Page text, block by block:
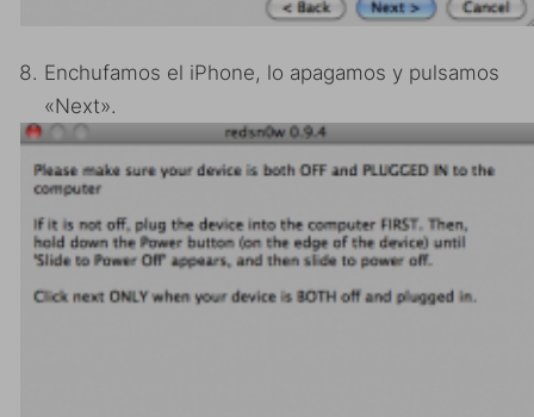
Enchufamos el iPhone, lo apagamos y pulsamos
«Next».